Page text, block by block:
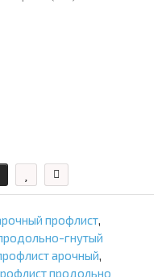
профлист,
гнутый
арочный,
продольно